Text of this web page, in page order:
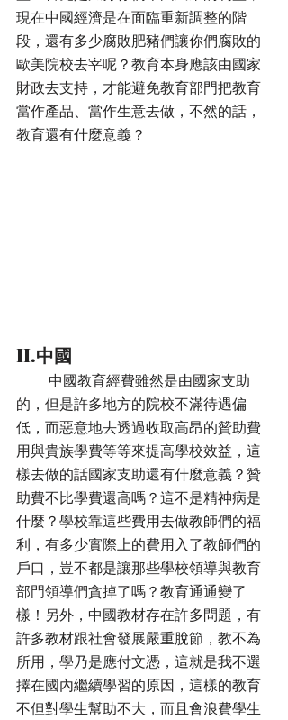
現在中國經濟是在面臨重新調整的階
段，還有多少腐敗肥豬們讓你們腐敗的
歐美院校去宰呢？教育本身應該由國家
財政去支持，才能避免教育部門把教育
當作產品、當作生意去做，不然的話，
教育還有什麼意義？
II.中國
的，但是許多地方的院校不滿待遇偏
低，而惡意地去透過收取高昂的贊助費
用與貴族學費等等來提高學校效益，這
樣去做的話國家支助還有什麼意義？贊
助費不比學費還高嗎？這不是精神病是
什麼？學校靠這些費用去做教師們的福
利，有多少實際上的費用入了教師們的
戶口，豈不都是讓那些學校領導與教育
部門領導們貪掉了嗎？教育通通變了
樣！另外，中國教材存在許多問題，有
許多教材跟社會發展嚴重脫節，教不為
所用，學乃是應付文憑，這就是我不選
擇在國內繼續學習的原因，這樣的教育
不但對學生幫助不大，而且會浪費學生